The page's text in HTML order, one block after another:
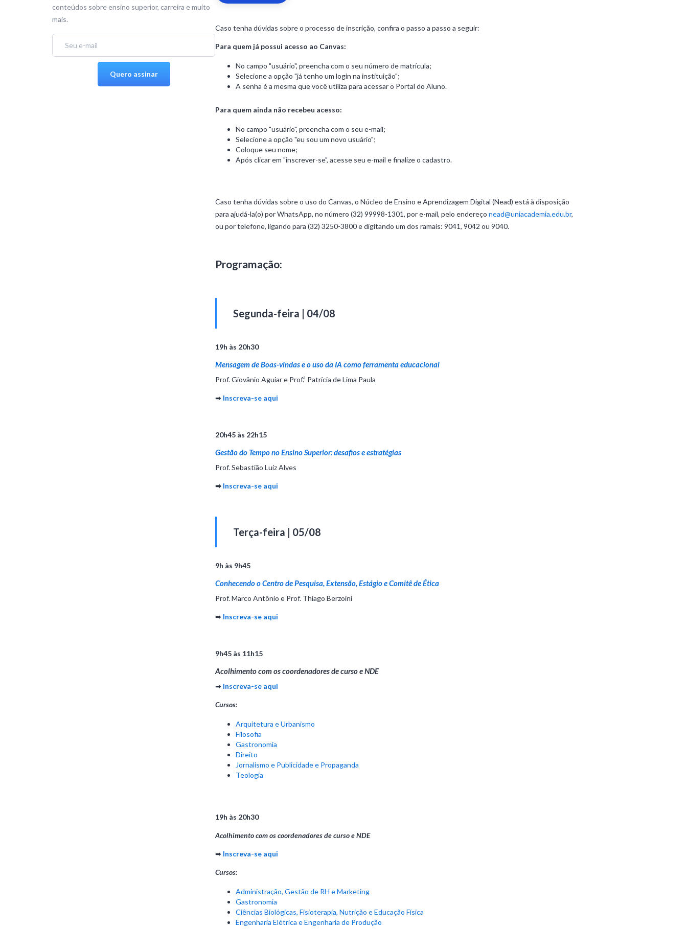
conteúdos sobre ensino superior, carreira e muito
mais.
Caso tenha dúvidas sobre o processo de inscrição, confira o passo a passo a seguir:
Para quem já possui acesso ao Canvas:
No campo "usuário", preencha com o seu número de matrícula;
Selecione a opção "já tenho um login na instituição";
A senha é a mesma que você utiliza para acessar o Portal do Aluno.
Para quem ainda não recebeu acesso:
No campo "usuário", preencha com o seu e-mail;
Selecione a opção "eu sou um novo usuário";
Coloque seu nome;
Após clicar em "inscrever-se", acesse seu e-mail e finalize o cadastro.
Caso tenha dúvidas sobre o uso do Canvas, o Núcleo de Ensino e Aprendizagem Digital (Nead) está à disposição
para ajudá-la(o) por WhatsApp, no número (32) 99998-1301, por e-mail, pelo endereçonead@uniacademia.edu.br,
ou por telefone, ligando para (32) 3250-3800 e digitando um dos ramais: 9041, 9042 ou 9040.
Programação:
Segunda-feira | 04/08
19h às 20h30
Mensagem de Boas-vindas e o uso da IA como ferramenta educacional
Prof. Giovânio Aguiar e Prof.ª Patrícia de Lima Paula
➡ Inscreva-se aqui
20h45 às 22h15
Gestão do Tempo no Ensino Superior: desafios e estratégias
Prof. Sebastião Luiz Alves
➡ Inscreva-se aqui
Terça-feira | 05/08
9h às 9h45
Conhecendo o Centro de Pesquisa, Extensão, Estágio e Comitê de Ética
Prof. Marco Antônio e Prof. Thiago Berzoini
➡ Inscreva-se aqui
9h45 às 11h15
Acolhimento com os coordenadores de curso e NDE
➡ Inscreva-se aqui
Cursos:
Arquitetura e Urbanismo
Filosofia
Gastronomia
Direito
Jornalismo e Publicidade e Propaganda
Teologia
19h às 20h30
Acolhimento com os coordenadores de curso e NDE
➡ Inscreva-se aqui
Cursos:
Administração, Gestão de RH e Marketing
Gastronomia
Ciências Biológicas, Fisioterapia, Nutrição e Educação Física
Engenharia Elétrica e Engenharia de Produção